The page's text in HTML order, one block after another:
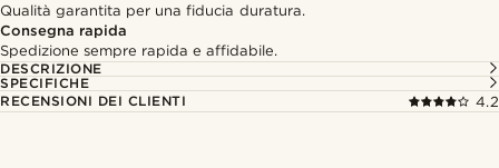
Qualità garantita per una fiducia duratura.
Consegna rapida
Spedizione sempre rapida e affidabile.
DESCRIZIONE
SPECIFICHE
RECENSIONI DEI CLIENTI
4.2